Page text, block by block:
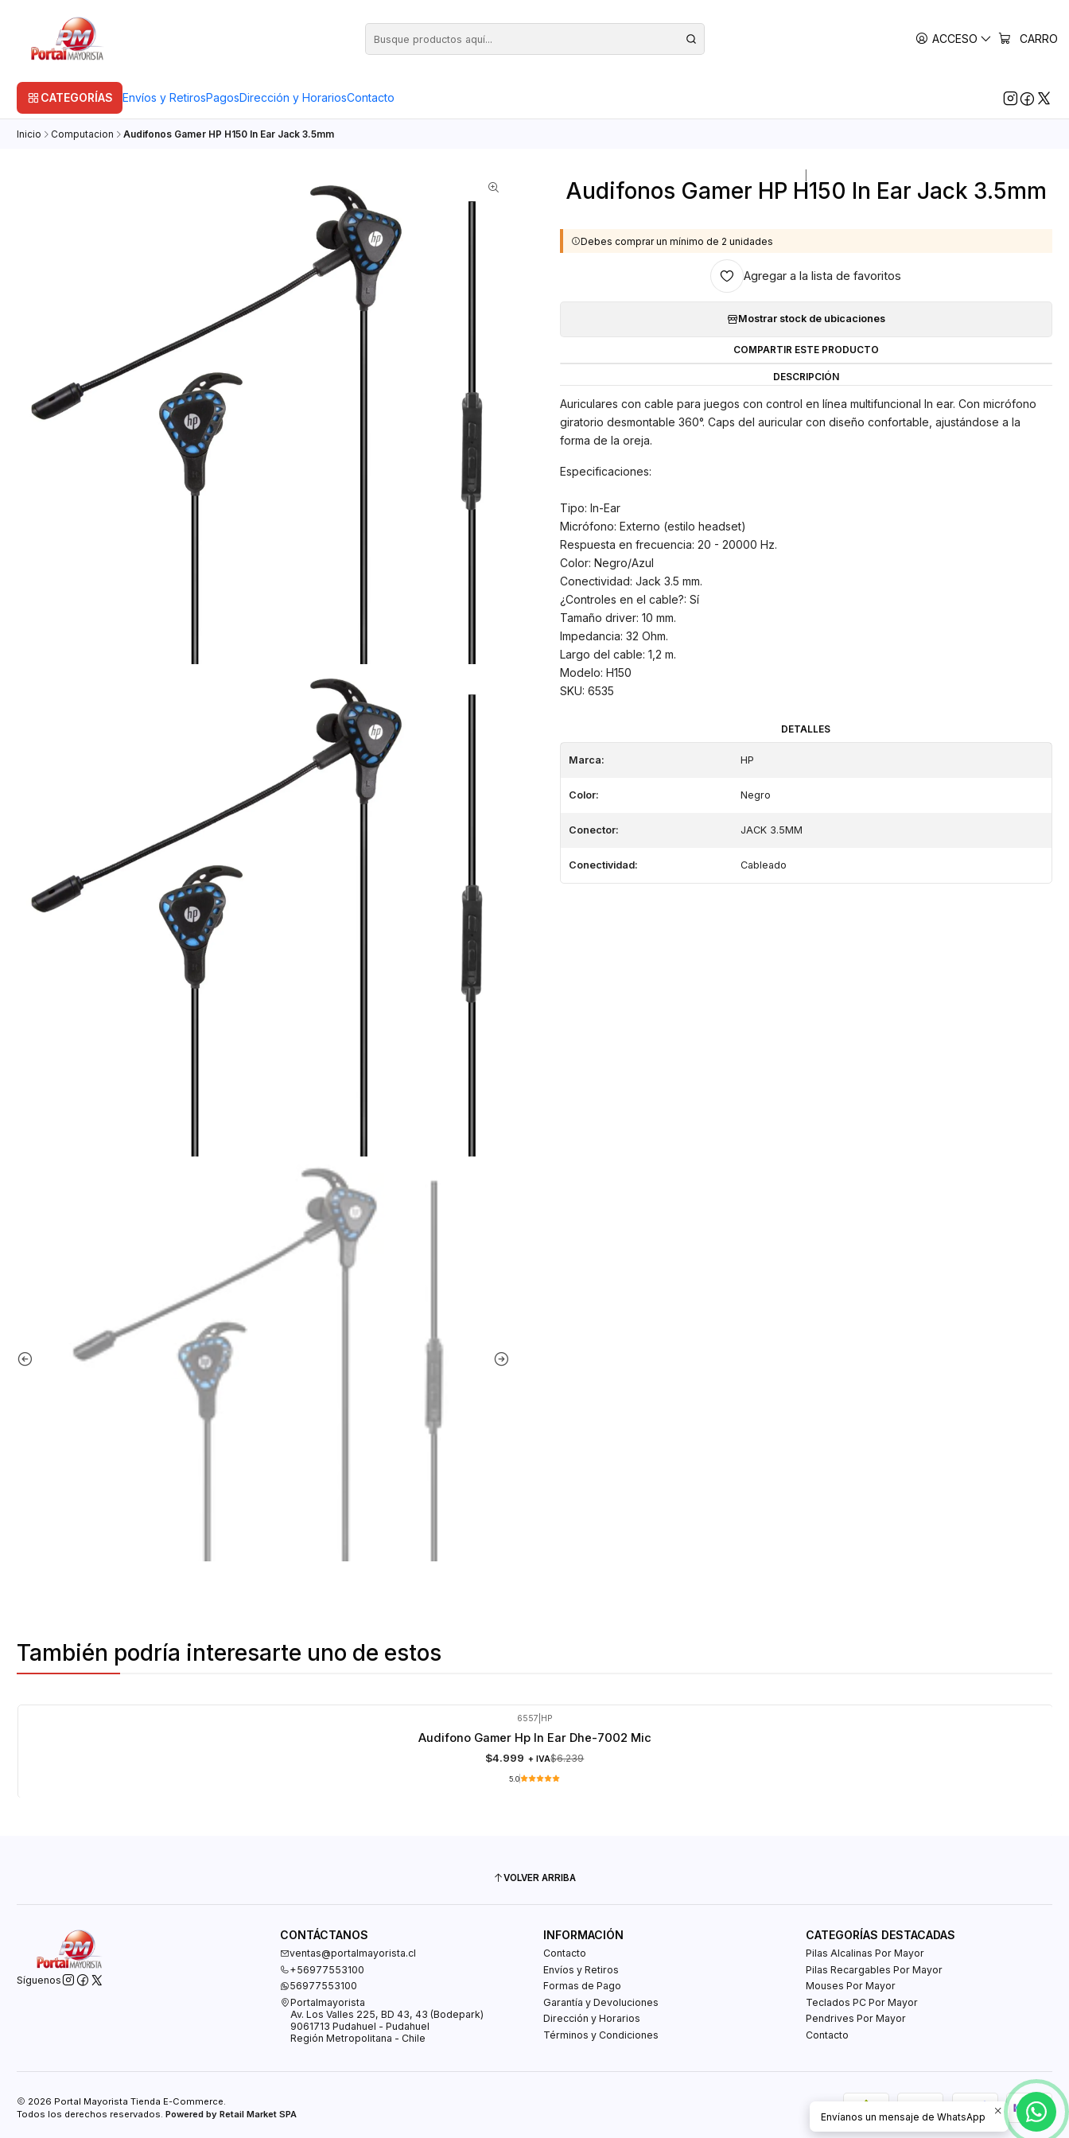
ACCESO CARRO
CATEGORÍAS Envíos y RetirosPagosDirección y HorariosContacto
Inicio Computacion Audifonos Gamer HP H150 In Ear Jack 3.5mm
Audifonos Gamer HP H150 In Ear Jack 3.5mm
Debes comprar un mínimo de 2 unidades
Agregar a la lista de favoritos
Mostrar stock de ubicaciones
COMPARTIR ESTE PRODUCTO
DESCRIPCIÓN
Auriculares con cable para juegos con control en línea multifuncional In ear. Con micrófono
giratorio desmontable 360°. Caps del auricular con diseño confortable, ajustándose a la
forma de la oreja.
Especificaciones:
Tipo: In-Ear
Micrófono: Externo (estilo headset)
Respuesta en frecuencia: 20 - 20000 Hz.
Color: Negro/Azul
Conectividad: Jack 3.5 mm.
¿Controles en el cable?: Sí
Tamaño driver: 10 mm.
Impedancia: 32 Ohm.
Largo del cable: 1,2 m.
Modelo: H150
SKU: 6535
DETALLES
Marca: HP
Color: Negro
Conector: JACK 3.5MM
Conectividad: Cableado
También podría interesarte uno de estos
6557 HP
Audifono Gamer Hp In Ear Dhe-7002 Mic
$4.999 + IVA$6.239
5.0
VOLVER ARRIBA
Síguenos
CONTÁCTANOS
ventas@portalmayorista.cl
+56977553100
56977553100
Portalmayorista
Av. Los Valles 225, BD 43, 43 (Bodepark)
9061713 Pudahuel - Pudahuel
Región Metropolitana - Chile
INFORMACIÓN
Contacto
Envíos y Retiros
Formas de Pago
Garantía y Devoluciones
Dirección y Horarios
Términos y Condiciones
CATEGORÍAS DESTACADAS
Pilas Alcalinas Por Mayor
Pilas Recargables Por Mayor
Mouses Por Mayor
Teclados PC Por Mayor
Pendrives Por Mayor
Contacto
2026 Portal Mayorista Tienda E-Commerce.
Todos los derechos reservados. Powered by Retail Market SPA Envíanos un mensaje de WhatsApp